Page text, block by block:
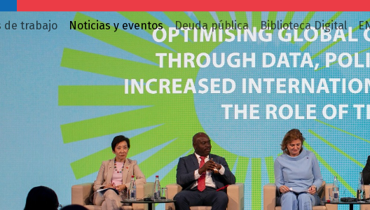
de trabajo Noticias y eventos Deuda pública Biblioteca Digital